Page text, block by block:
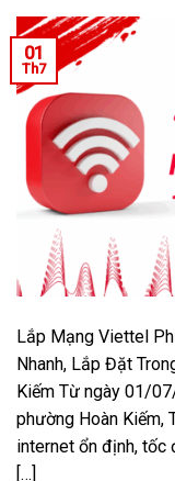
01
Th7
Lắp Mạng Viettel
Nhanh, Lắp Đặt
Kiếm Từ ngày 01/
phường Hoàn Kiếm,
internet ổn định, tốc
[…]